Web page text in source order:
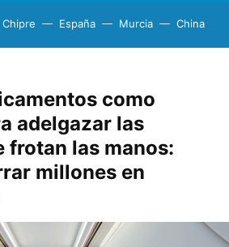
Chipre España Murcia China
como
adelgazar las
frotan las manos:
millones en